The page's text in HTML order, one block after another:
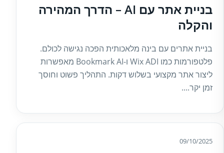
בניית אתר עם AI – הדרך המהירה
והקלה
בניית אתרים עם בינה מלאכותית הפכה נגישה לכולם.
פלטפורמות כמו Wix ADI ו-Bookmark AI מאפשרות
ליצור אתר מקצועי בשלוש דקות. התהליך פשוט וחוסך
זמן יקר....
09/10/2025